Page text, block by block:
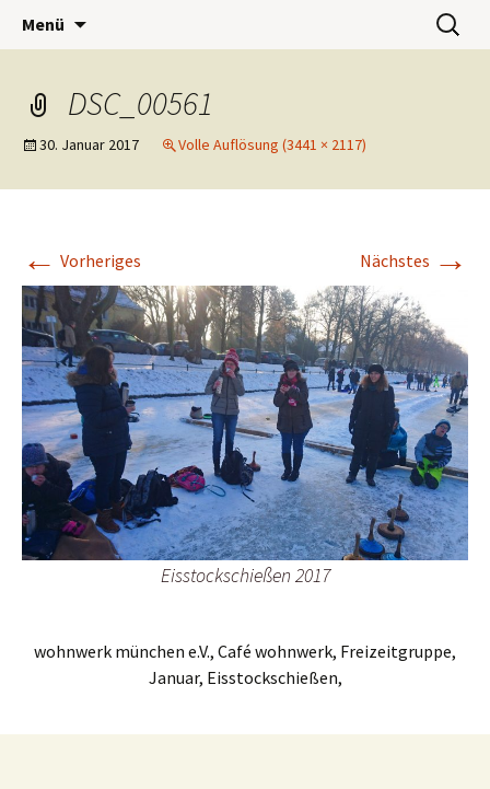
Café Wohnwerk
Wohnwerk München e.V.
Menü
Suchen
nach:
DSC_00561
30. Januar 2017 Volle Auflösung (3441 × 2117)
← Vorheriges Nächstes →
Eisstockschießen 2017
wohnwerk münchen e.V., Café wohnwerk, Freizeitgruppe,
Januar, Eisstockschießen,